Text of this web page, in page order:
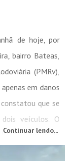
de hoje, por
bairro Bateas,
(PMRv),
em danos
que se
veículos. O
registrado
Continuar lendo...